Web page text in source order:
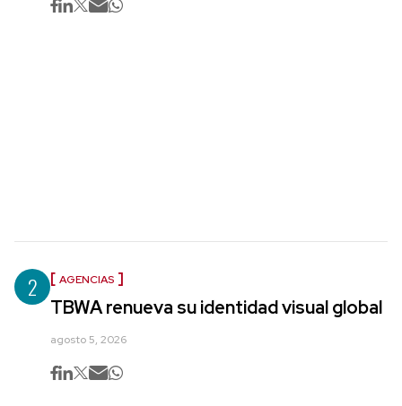
2 AGENCIAS
TBWA renueva su identidad visual global
agosto 5, 2026